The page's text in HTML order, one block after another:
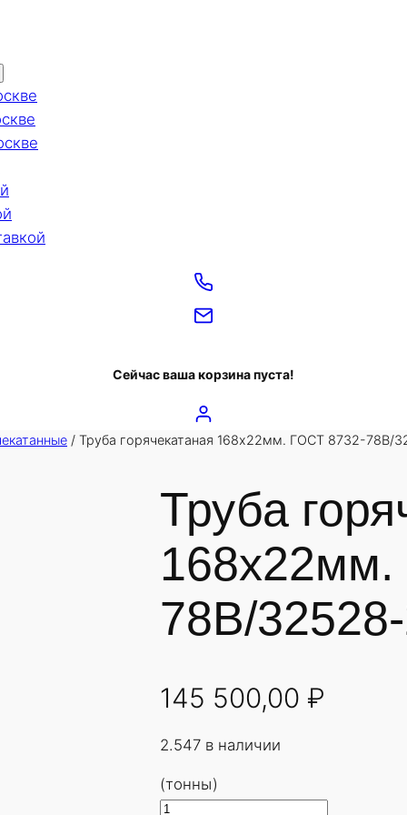
Сейчас ваша корзина пуста!
/ Труба горячекатаная 168х22мм. ГОСТ 8732-78В/
Труба
78В/
145 500,00 ₽
2.547 в наличии
(тонны)
К